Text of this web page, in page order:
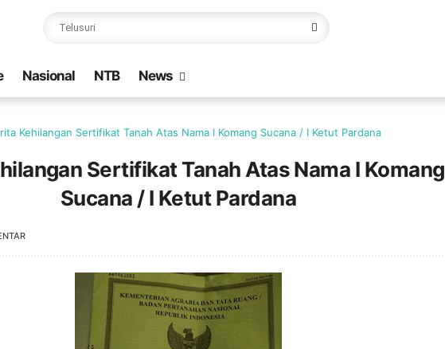
Nasional NTB News
Kehilangan Sertifikat Tanah Atas Nama I Komang Sucana / I Ketut Pardana
Sertifikat Tanah Atas Nama I Komang
Sucana / I Ketut Pardana